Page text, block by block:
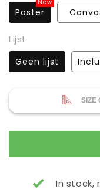
New
Poster
Lijst
Geen lijst
SIZE
In stock,